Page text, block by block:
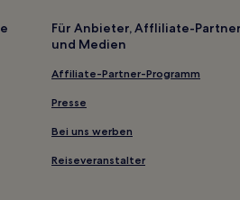
Hotels mit
Lgbtqia-
Boutique-
Familien in
Hotels mit
Familien in
Für Anbieter, Affliliate-Partner
und Medien
Affiliate-Partner-Programm
Presse
Bei uns werben
Reiseveranstalter